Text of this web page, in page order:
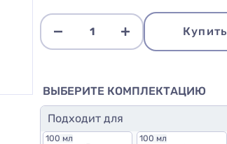
Купить
ВЫБЕРИТЕ КОМПЛЕКТАЦИЮ
Подходит для
100 мл 100 мл